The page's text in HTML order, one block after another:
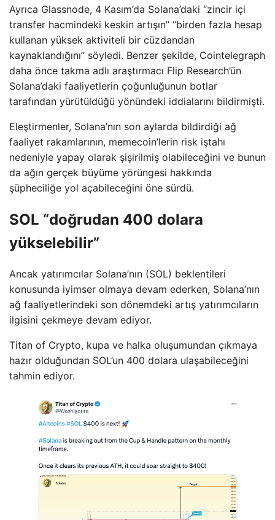
Ayrıca Glassnode, 4 Kasım’da Solana’daki “zincir içi
transfer hacmindeki keskin artışın” “birden fazla hesap
kullanan yüksek aktiviteli bir cüzdandan
kaynaklandığını” söyledi. Benzer şekilde, Cointelegraph
daha önce takma adlı araştırmacı Flip Research’ün
Solana’daki faaliyetlerin çoğunluğunun botlar
tarafından yürütüldüğü yönündeki iddialarını bildirmişti.
Eleştirmenler, Solana’nın son aylarda bildirdiği ağ
faaliyet rakamlarının, memecoin’lerin risk iştahı
nedeniyle yapay olarak şişirilmiş olabileceğini ve bunun
da ağın gerçek büyüme yörüngesi hakkında
şüpheciliğe yol açabileceğini öne sürdü.
SOL “doğrudan 400 dolara
yükselebilir”
Ancak yatırımcılar Solana’nın (SOL) beklentileri
konusunda iyimser olmaya devam ederken, Solana’nın
ağ faaliyetlerindeki son dönemdeki artış yatırımcıların
ilgisini çekmeye devam ediyor.
Titan of Crypto, kupa ve halka oluşumundan çıkmaya
hazır olduğundan SOL’un 400 dolara ulaşabileceğini
tahmin ediyor.